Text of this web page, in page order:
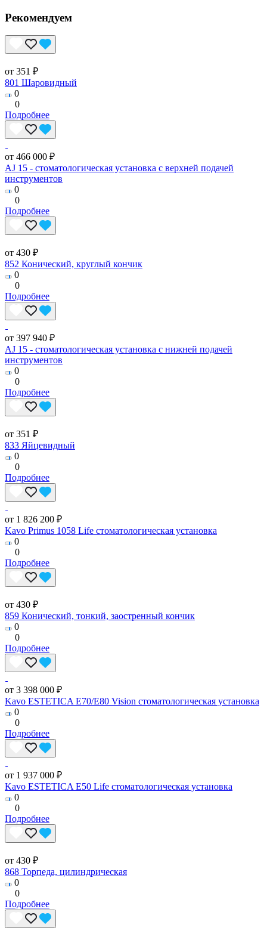
Рекомендуем
от 351 ₽
801 Шаровидный
0
0
Подробнее
от 466 000 ₽
AJ 15 - стоматологическая установка с верхней подачей
инструментов
0
0
Подробнее
от 430 ₽
852 Конический, круглый кончик
0
0
Подробнее
от 397 940 ₽
AJ 15 - стоматологическая установка с нижней подачей
инструментов
0
0
Подробнее
от 351 ₽
833 Яйцевидный
0
0
Подробнее
от 1 826 200 ₽
Kavo Primus 1058 Life стоматологическая установка
0
0
Подробнее
от 430 ₽
859 Конический, тонкий, заостренный кончик
0
0
Подробнее
от 3 398 000 ₽
Kavo ESTETICA E70/E80 Vision стоматологическая установка
0
0
Подробнее
от 1 937 000 ₽
Kavo ESTETICA E50 Life стоматологическая установка
0
0
Подробнее
от 430 ₽
868 Торпеда, цилиндрическая
0
0
Подробнее